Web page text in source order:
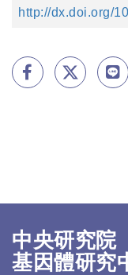
http://dx.doi.org/
中央研究院
基因體研究